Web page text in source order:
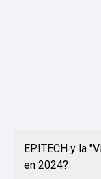
EPITECH y la
en 2024?